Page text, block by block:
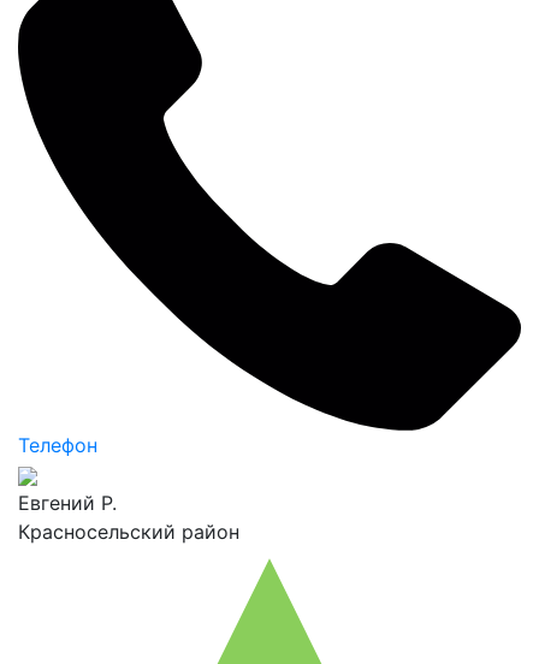
Телефон
Евгений Р.
Красносельский район